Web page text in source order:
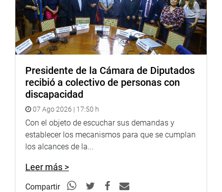
Presidente de la Cámara de Diputados
recibió a colectivo de personas con
discapacidad
07 Ago 2026 | 17:50 h
Con el objeto de escuchar sus demandas y
establecer los mecanismos para que se cumplan
los alcances de la...
Leer más >
Compartir